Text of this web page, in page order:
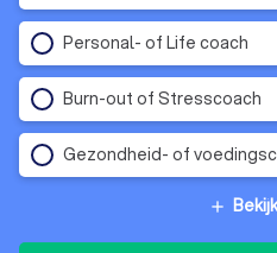
Personal- of Life coach
Burn-out of Stresscoach
Gezondheid- of
add